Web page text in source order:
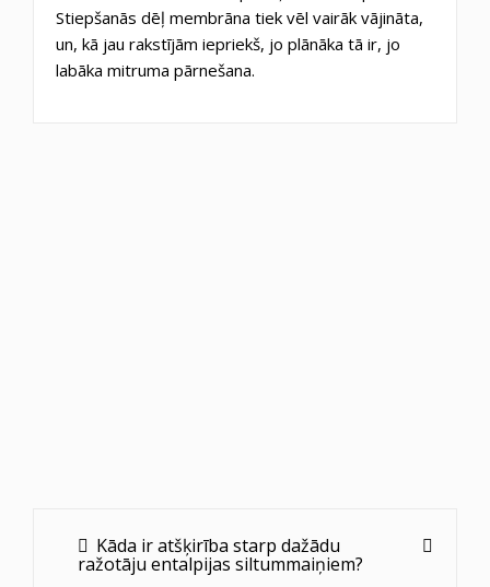
Stiepšanās dēļ membrāna tiek vēl vairāk vājināta,
un, kā jau rakstījām iepriekš, jo plānāka tā ir, jo
labāka mitruma pārnešana.
Kāda ir atšķirība starp dažādu
ražotāju entalpijas siltummaiņiem?